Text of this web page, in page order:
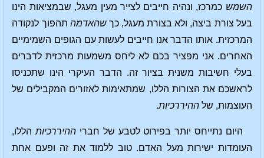
השמש כמרכז, ונהיה חייבים לצייר מעין מעגל, שבמציאות הינו
בעל צורת ביצה, ולא בצורת מעגל, כךשהאדמה תהפוך לנקודה
המרכזית. אותו הדבר אנו חייבים לעשות עם הגופים השמימיים
האחרים. אני מפציר בכם לא ליחס משמעות מרכזית לדברים
בעלי חשיבות משנית בציור זה. הדבר העיקרי הינו שתכניסו
לראשכם את הצורות הללו, שמתאימות לאזורים המקבילים של
העוצמות, שלההיררכיות.
היום נתייחס יותר בפירוט לטבע של חברי ההיררכיותהללו,
העומדות ישירות מעל האדם. טוב ללמוד את זה ופעם אחת